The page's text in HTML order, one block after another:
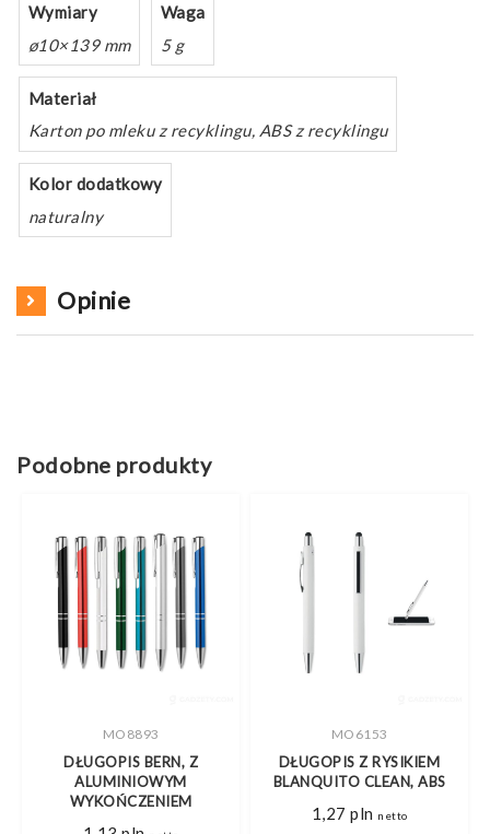
Wymiary
ø10×139 mm
Waga
5 g
Materiał
Karton po mleku z recyklingu, ABS z recyklingu
Kolor dodatkowy
naturalny
Opinie
Podobne produkty
MO8893
DŁUGOPIS BERN, Z
ALUMINIOWYM
WYKOŃCZENIEM
MO6153
DŁUGOPIS Z RYSIKIEM
BLANQUITO CLEAN, ABS
1,27 pln netto